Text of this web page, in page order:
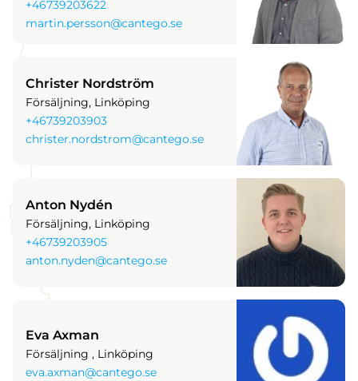
+46739203622
martin.persson@cantego.se
Christer Nordström
Försäljning, Linköping
+46739203903
christer.nordstrom@cantego.se
Anton Nydén
Försäljning, Linköping
+46739203905
anton.nyden@cantego.se
Eva Axman
Försäljning , Linköping
eva.axman@cantego.se